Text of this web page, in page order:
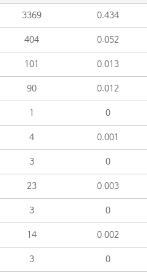
3369 0.434
404 0.052
101 0.013
90 0.012
1 0
4 0.001
3 0
23 0.003
3 0
14 0.002
3 0